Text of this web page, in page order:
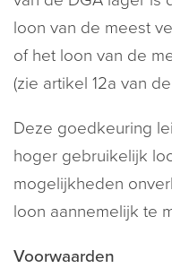
loon van de meest
of het loon van de
(zie artikel 12a van
Deze goedkeuring
hoger gebruikelijk
mogelijkheden
loon aannemelijk te
Voorwaarden